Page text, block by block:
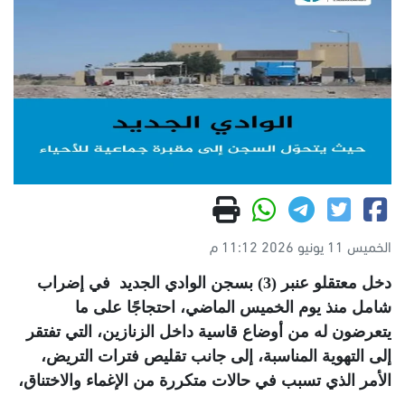
الخميس 11 يونيو 2026 11:12 م
دخل معتقلو عنبر (3) بسجن الوادي الجديد في إضراب
شامل منذ يوم الخميس الماضي، احتجاجًا على ما
يتعرضون له من أوضاع قاسية داخل الزنازين، التي تفتقر
إلى التهوية المناسبة، إلى جانب تقليص فترات التريض،
الأمر الذي تسبب في حالات متكررة من الإغماء والاختناق،